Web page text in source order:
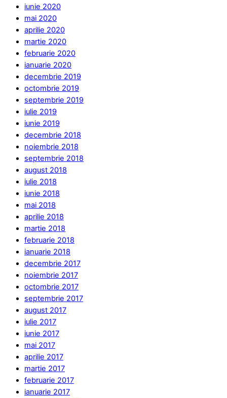
iunie 2020
mai 2020
aprilie 2020
martie 2020
februarie 2020
ianuarie 2020
decembrie 2019
octombrie 2019
septembrie 2019
iulie 2019
iunie 2019
decembrie 2018
noiembrie 2018
septembrie 2018
august 2018
iulie 2018
iunie 2018
mai 2018
aprilie 2018
martie 2018
februarie 2018
ianuarie 2018
decembrie 2017
noiembrie 2017
octombrie 2017
septembrie 2017
august 2017
iulie 2017
iunie 2017
mai 2017
aprilie 2017
martie 2017
februarie 2017
ianuarie 2017